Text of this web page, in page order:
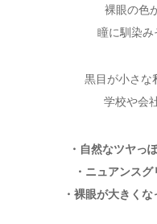
裸眼の色
瞳に馴染
黒目が小さな
学校や会
・自然なツヤっ
・ニュアンス
・裸眼が大きく